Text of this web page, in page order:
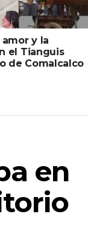
y la
el Tianguis
de Comalcalco
en